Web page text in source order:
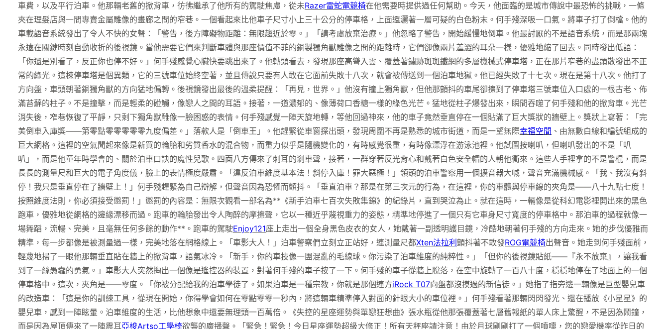
車費，以及平行泊車。他那輛老舊的掀背車，彷彿繼承了他所有的駕駛焦慮，從未Razer雷蛇電競椅在他需要時提供過任何幫助。今天，他面臨的是城市傳說中最恐怖的挑戰，一條
夾在理髮店與一間專賣金屬雕像的畫廊之間的窄巷。一個看起來比他車子尺寸小上三十公分的停車格，上面還灑著一層可疑的白色粉末。何手殘深吸一口氣。將車子打了倒檔。他的
車載語音系統發出了令人不快的女聲：「警告，後方障礙物距離：無限趨近於零。」「請考慮放棄治療。」他忽略了警告，開始緩慢地倒車。他最討厭的不是語音系統，而是那兩塊
永遠在關鍵時刻自動收折的後視鏡。當他需要它們來判斷車體與那座價值不菲的銅製獨角獸雕像之間的距離時，它們卻像兩片羞澀的耳朵一樣，優雅地縮了回去。同時發出低語：
「你還是別看了，反正你也停不好。」何手殘感覺心臟快要跳出來了。他轉頭看去，發現那座高聳入雲、覆蓋著鏽跡斑斑鐵網的多層機械式停車塔，正在那片窄巷的盡頭散發出不正
常的綠光。這棟停車塔是個異類，它的三號車位始終空著，並且傳說只要有人敢在它面前失敗十八次，就會被傳送到一個泊車地獄。他已經失敗了十七次。現在是第十八次。他打了
方向盤，車頭朝著銅獨角獸的方向猛地偏轉。後視鏡發出最後的溫柔提醒：「再見，世界。」他沒有撞上獨角獸，但他那顫抖的車尾卻擦到了停車塔三號車位入口處的一根古老、佈
滿苔蘚的柱子。不是撞擊，而是輕柔的碰觸，像戀人之間的耳語。接著，一道濃郁的、像薄荷口香糖一樣的綠色光芒。猛地從柱子爆發出來，瞬間吞噬了何手殘和他的掀背車。光芒
消失後，窄巷恢復了平靜，只剩下獨角獸雕像一臉困惑的表情。何手殘感覺一陣天旋地轉，等他回過神來，他的車子竟然垂直停在一個貼滿了巨大獎狀的牆壁上。獎狀上寫著：「完
美倒車入庫獎——第零點零零零零零九度偏差。」落款人是「倒車王」。他趕緊從車窗探出頭，發現周圍不再是熟悉的城市街道，而是一望無際幸福空間 、由無數白線和編號組成的
巨大網格。這裡的空氣聞起來像是新買的輪胎和劣質香水的混合物，而重力似乎是隨機變化的，有時感覺很重，有時像漂浮在游泳池裡。他試圖按喇叭，但喇叭發出的不是「叭
叭」，而是他童年時學會的、關於泊車口訣的魔性兒歌。四面八方傳來了刺耳的剎車聲，接著，一群穿著反光背心和戴著白色安全帽的人朝他衝來。這些人手裡拿的不是警棍，而是
長長的測量尺和巨大的電子角度儀，臉上的表情極度嚴肅。「違反泊車維度基本法！斜停入庫！罪大惡極！」領頭的泊車警察用一個擴音器大喊，聲音充滿機械感。「我、我沒有斜
停！我只是垂直停在了牆壁上！」何手殘趕緊為自己辯解，但聲音因為恐懼而顫抖。「垂直泊車？那是在第三次元的行為，在這裡，你的車體與停車線的夾角是——八十九點七度！
按照維度法則，你必須接受懲罰！」懲罰的內容是：無限次觀看一部名為**《新手泊車七百次失敗集錦》的紀錄片，直到哭泣為止。就在這時，一輛像是從科幻電影裡開出來的黑色
跑車，優雅地從網格的邊緣漂移而過。跑車的輪胎發出令人陶醉的摩擦聲，它以一種近乎蔑視重力的姿態，精準地停進了一個只有它車身尺寸寬度的停車格中。那泊車的過程就像一
場舞蹈，流暢、完美，且毫無任何多餘的動作**。跑車的駕駛Enjoy121座上走出一個全身黑色皮衣的女人，她戴著一副透明護目鏡，冷酷地朝著何手殘的方向走來。她的步伐優雅而
精準，每一步都像是被測量過一樣，完美地落在網格線上。「車影大人！」泊車警察們立刻立正站好，連測量尺都Xten法拉利 顫抖著不敢發ROG電競椅出聲音。她走到何手殘面前，
輕蔑地掃了一眼他那輛垂直貼在牆上的掀背車，語氣冰冷。「新手，你的車技像一團混亂的毛線球。你污染了泊車維度的純粹性。」「但你的後視鏡貼紙——『永不放棄』，讓我看
到了一絲愚蠢的勇氣。」車影大人突然掏出一個像是遙控器的裝置，對著何手殘的車子按了一下。何手殘的車子從牆上脫落，在空中旋轉了一百八十度，穩穩地停在了地面上的一個
停車格中。這次，夾角是——零度。「你被分配給我的泊車學徒了。如果泊車是一種宗教，你就是那個連方iRock T07向盤都沒摸過的新信徒。」她指了指旁邊一輛像是巨型嬰兒車
的改造車：「這是你的訓練工具，從現在開始，你得學會如何在零點零零一秒內，將這輛車精準停入對面的針眼大小的車位裡。」何手殘看著那輛閃閃發光、還在播放《小星星》的
嬰兒車，感到一陣眩暈。泊車維度的生活，比他想象中還要無理頭一百萬倍。《失控的星座運勢與單戀狂想曲》張水瓶從他那張覆蓋著七層舊報紙的單人床上驚醒，不是因為鬧鐘，
而是因為屋頂傳來了一陣震耳亞梭Artso工學椅欲聾的廣播聲。「緊急！緊急！今日星座運勢超級大修正！所有天秤座請注意！由於月球剛剛打了一個噴嚏，您的戀愛機率從昨日的